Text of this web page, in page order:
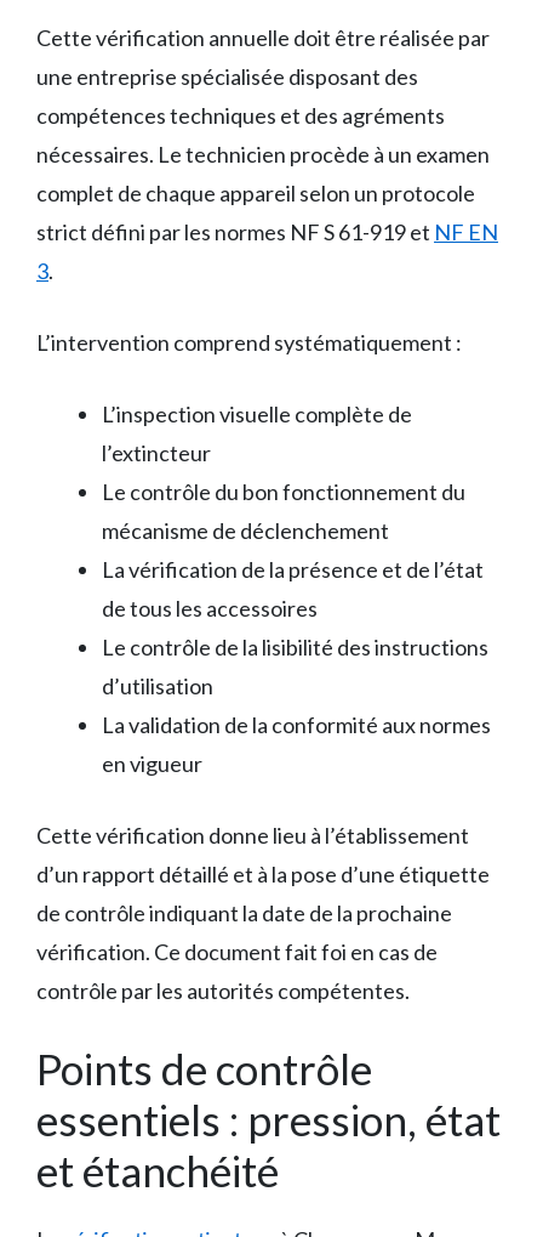
Cette vérification annuelle doit être réalisée par
une entreprise spécialisée disposant des
compétences techniques et des agréments
nécessaires. Le technicien procède à un examen
complet de chaque appareil selon un protocole
strict défini par les normes NF S 61-919 et NF EN
3.
L’intervention comprend systématiquement :
L’inspection visuelle complète de
l’extincteur
Le contrôle du bon fonctionnement du
mécanisme de déclenchement
La vérification de la présence et de l’état
de tous les accessoires
Le contrôle de la lisibilité des instructions
d’utilisation
La validation de la conformité aux normes
en vigueur
Cette vérification donne lieu à l’établissement
d’un rapport détaillé et à la pose d’une étiquette
de contrôle indiquant la date de la prochaine
vérification. Ce document fait foi en cas de
contrôle par les autorités compétentes.
Points de contrôle
essentiels : pression, état
et étanchéité